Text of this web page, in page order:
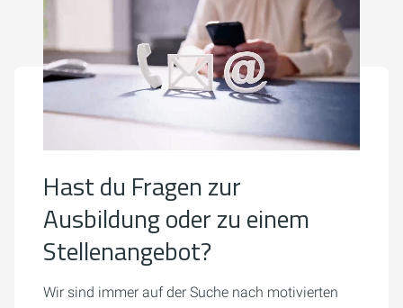
Hast du Fragen zur
Ausbildung oder zu einem
Stellenangebot?
Wir sind immer auf der Suche nach motivierten